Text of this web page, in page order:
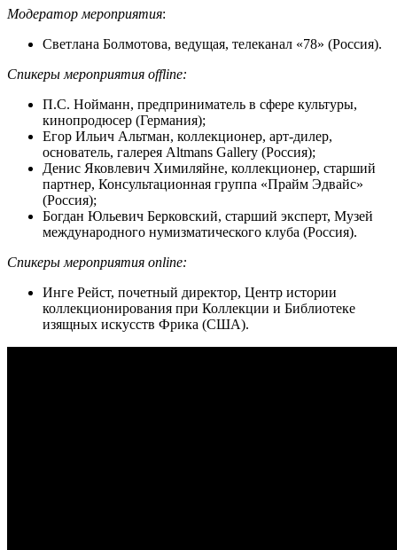
Модератор мероприятия:
Светлана Болмотова, ведущая, телеканал «78» (Россия).
Спикеры мероприятия offline:
П.С. Нойманн, предприниматель в сфере культуры,
кинопродюсер (Германия);
Егор Ильич Альтман, коллекционер, арт-дилер,
основатель, галерея Altmans Gallery (Россия);
Денис Яковлевич Химиляйне, коллекционер, старший
партнер, Консультационная группа «Прайм Эдвайс»
(Россия);
Богдан Юльевич Берковский, старший эксперт, Музей
международного нумизматического клуба (Россия).
Спикеры мероприятия online:
Инге Рейст, почетный директор, Центр истории
коллекционирования при Коллекции и Библиотеке
изящных искусств Фрика (США).